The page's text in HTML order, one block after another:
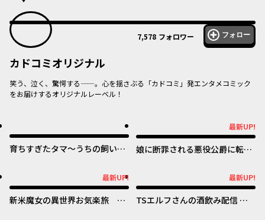
7,578 フォロワー フォロー
カドコミオリジナル
笑う、泣く、驚愕する——。心を揺さぶる「カドコミ」発エンタメコミック
をお届けするオリジナルレーベル！
育ちすぎたタマ～うちの飼い猫
最新UP!
オリジナル
娘に断罪される悪役公爵に転生
めたのになぜか娘が『氷の令
嬢』化する件～
最新UP!
オリジナル
新米魔女の異世界お気楽旅 ～
最新UP!
オリジナル
TSエルフさんの酒飲み配信 ～